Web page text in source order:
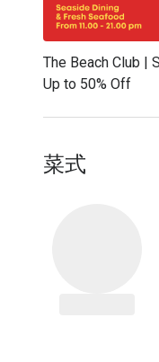
The Beach Club |
Up to 50% Off
菜式